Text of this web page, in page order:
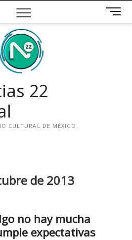
B
o
22
CULTURAL DE MÉXICO.
de 2013
no hay mucha
expectativas